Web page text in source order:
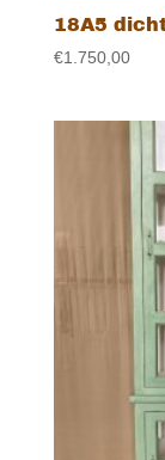
18A5
€1.750,00